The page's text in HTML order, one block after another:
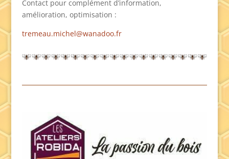
Contact pour complément d’information,
amélioration, optimisation :
tremeau.michel@wanadoo.fr